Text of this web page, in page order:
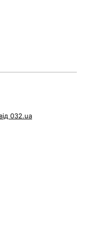
032.ua